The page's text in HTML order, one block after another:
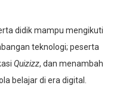
didik mampu mengikuti
teknologi; peserta
Quizizz, dan menambah
belajar di era digital.